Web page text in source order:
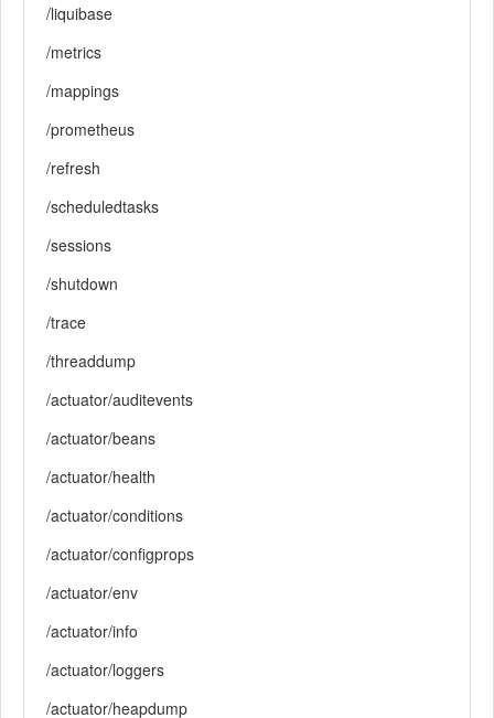
/liquibase
/metrics
/mappings
/prometheus
/refresh
/scheduledtasks
/sessions
/shutdown
/trace
/threaddump
/actuator/auditevents
/actuator/beans
/actuator/health
/actuator/conditions
/actuator/configprops
/actuator/env
/actuator/info
/actuator/loggers
/actuator/heapdump